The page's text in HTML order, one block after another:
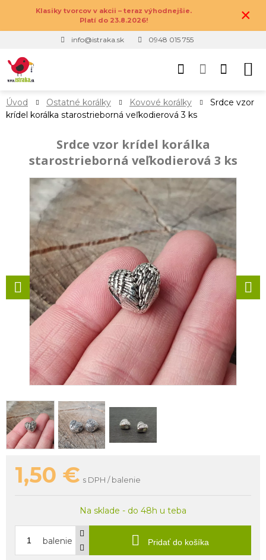
Klasiky tvorcov v akcii – teraz výhodnejšie.
Platí do 23.8.2026!
×
info@istraka.sk 0948 015 755
Úvod Ostatné korálky Kovové korálky
Srdce vzor
krídel korálka starostrieborná veľkodierová 3 ks
Srdce vzor krídel korálka
starostrieborná veľkodierová 3 ks
1,50 € s DPH / balenie
Na sklade - do 48h u teba
balenie Pridať do košíka